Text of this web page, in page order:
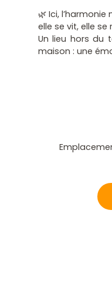
🌿 Ici,
elle se vit, elle se
Un lieu hors du
maison : une